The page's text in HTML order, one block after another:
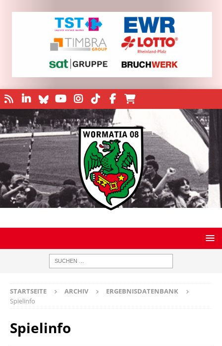
STARTSEITE ARCHIV
ERGEBNISDATENBANK
Spielinfo
Spielinfo